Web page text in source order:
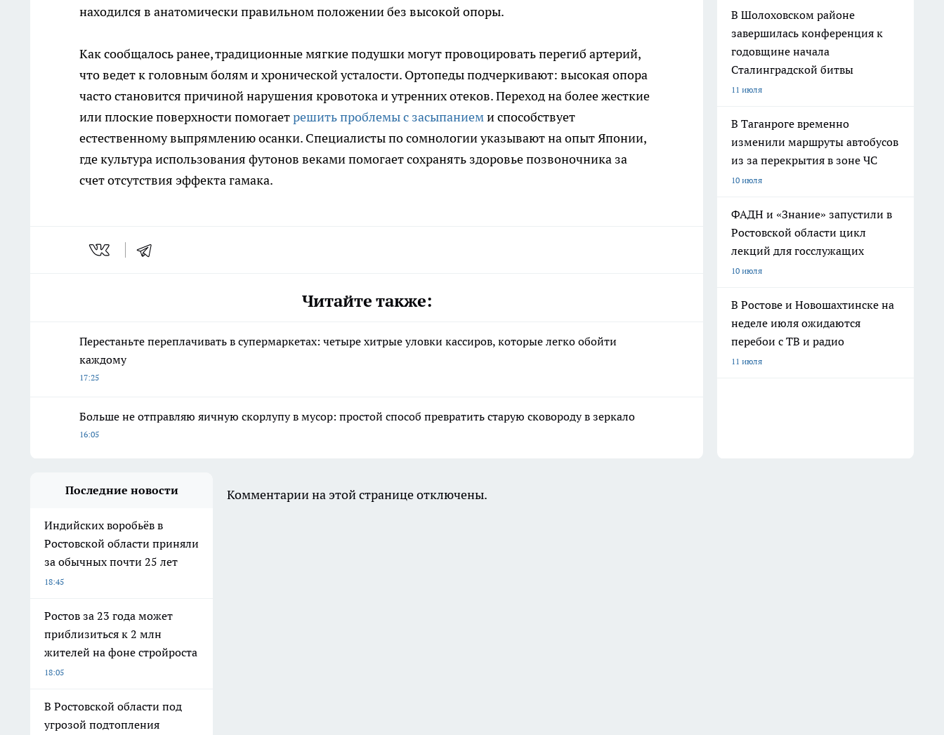
находился в анатомически правильном положении без высокой опоры.
Как сообщалось ранее, традиционные мягкие подушки могут провоцировать перегиб артерий,
что ведет к головным болям и хронической усталости. Ортопеды подчеркивают: высокая опора
часто становится причиной нарушения кровотока и утренних отеков. Переход на более жесткие
или плоские поверхности помогаетрешить проблемы с засыпаниеми способствует
естественному выпрямлению осанки. Специалисты по сомнологии указывают на опыт Японии,
где культура использования футонов веками помогает сохранять здоровье позвоночника за
счет отсутствия эффекта гамака.
Читайте также:
Перестаньте переплачивать в супермаркетах: четыре хитрые уловки кассиров, которые легко обойти
каждому
17:25
Больше не отправляю яичную скорлупу в мусор: простой способ превратить старую сковороду в зеркало
16:05
В Шолоховском районе
завершилась конференция к
годовщине начала
Сталинградской битвы
11 июля
В Таганроге временно
изменили маршруты автобусов
из за перекрытия в зоне ЧС
10 июля
ФАДН и «Знание» запустили в
Ростовской области цикл
лекций для госслужащих
10 июля
В Ростове и Новошахтинске на
неделе июля ожидаются
перебои с ТВ и радио
11 июля
Последние новости
Индийских воробьёв в
Ростовской области приняли
за обычных почти 25 лет
18:45
Ростов за 23 года может
приблизиться к 2 млн
жителей на фоне стройроста
18:05
В Ростовской области под
угрозой подтопления
Комментарии на этой странице отключены.